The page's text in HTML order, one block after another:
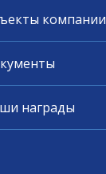
компании
награды